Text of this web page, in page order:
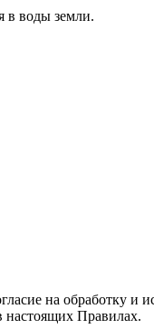
в воды земли.
на обработку и
настоящих Правилах.